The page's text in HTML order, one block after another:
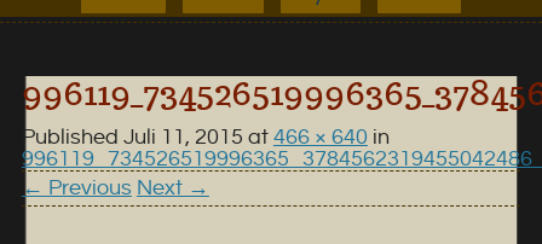
Published Juli 11, 2015 at 466 × 640 in
← Previous Next →